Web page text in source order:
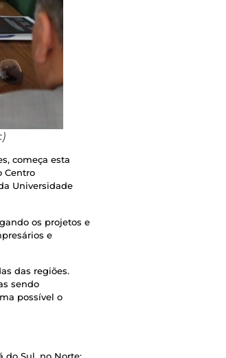
começa esta
Centro
Universidade
os projetos e
e
das regiões.
sendo
possível o